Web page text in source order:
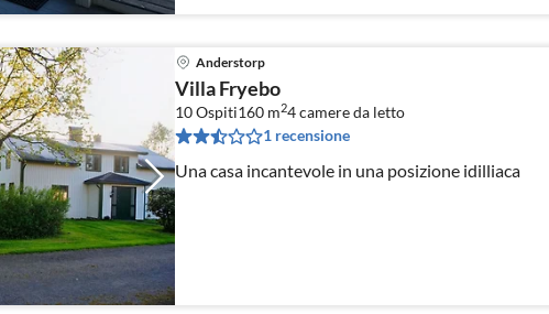
Anderstorp
Villa Fryebo
10 Ospiti160 m24camere da letto
1 recensione
Una casa incantevole in una posizione idilliaca